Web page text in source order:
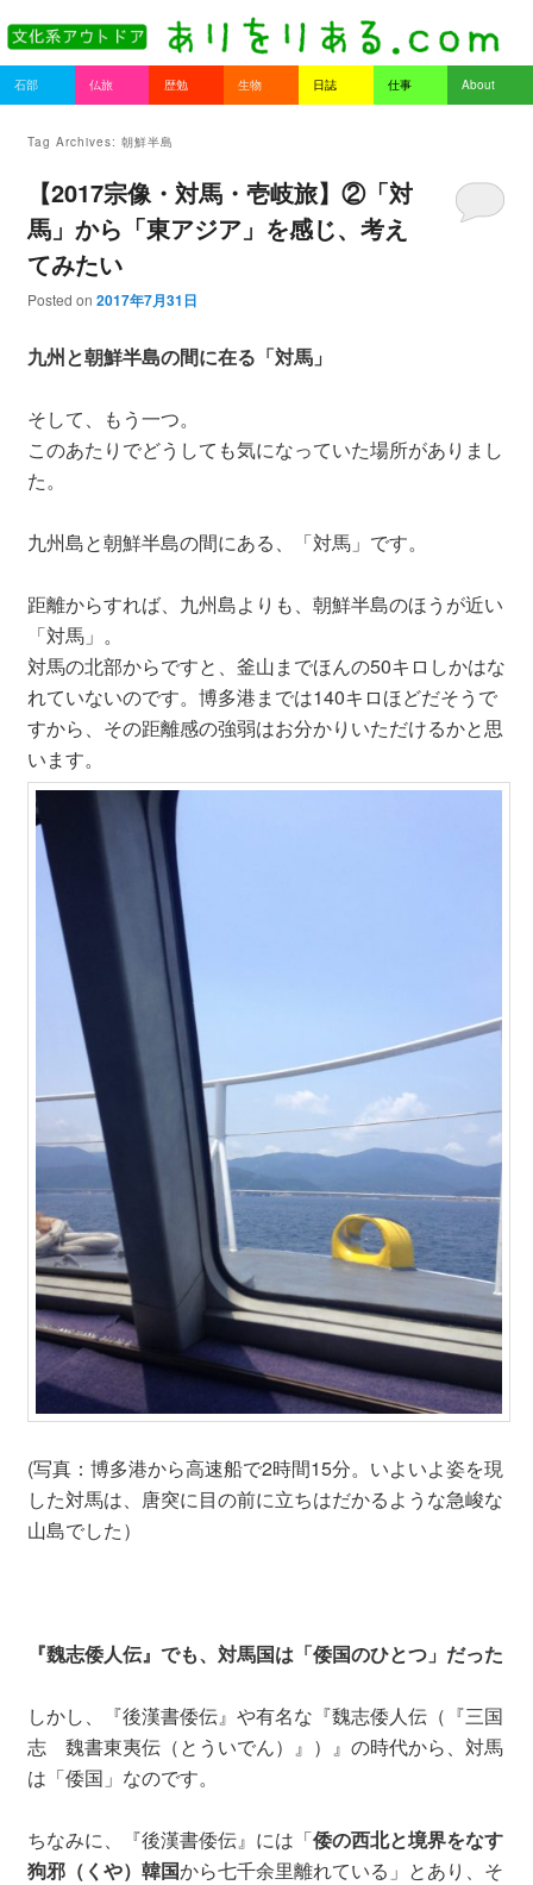
Main menu
Skip to primary content
Skip to secondary content
石部 仏旅 歴勉 生物 日誌 仕事 About
Tag Archives: 朝鮮半島
【2017宗像・対馬・壱岐旅】②「対
馬」から「東アジア」を感じ、考え
てみたい
Posted on 2017年7月31日
九州と朝鮮半島の間に在る「対馬」
そして、もう一つ。
このあたりでどうしても気になっていた場所がありまし
た。
九州島と朝鮮半島の間にある、「対馬」です。
距離からすれば、九州島よりも、朝鮮半島のほうが近い
「対馬」。
対馬の北部からですと、釜山までほんの50キロしかはな
れていないのです。博多港までは140キロほどだそうで
すから、その距離感の強弱はお分かりいただけるかと思
います。
(写真：博多港から高速船で2時間15分。いよいよ姿を現
した対馬は、唐突に目の前に立ちはだかるような急峻な
山島でした）
『魏志倭人伝』でも、対馬国は「倭国のひとつ」だった
しかし、『後漢書倭伝』や有名な『魏志倭人伝（『三国
志 魏書東夷伝（とういでん）』）』の時代から、対馬
は「倭国」なのです。
ちなみに、『後漢書倭伝』には「倭の西北と境界をなす
狗邪（くや）韓国から七千余里離れている」とあり、そ